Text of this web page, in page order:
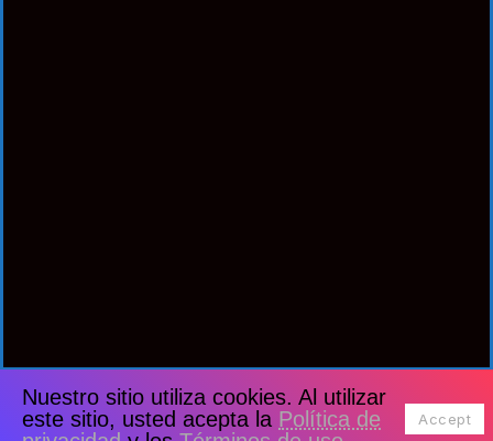
Nuestro sitio utiliza cookies. Al utilizar
este sitio, usted acepta la Política de
Accept